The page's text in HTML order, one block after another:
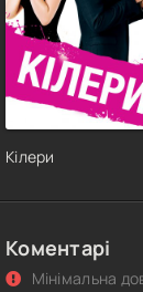
Кілери
Коментарі
Мінімальна